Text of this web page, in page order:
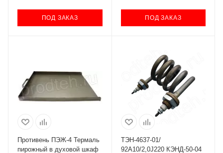
ПОД ЗАКАЗ ПОД ЗАКАЗ
Противень ПЭЖ-4 Термаль
пирожный в духовой шкаф
ТЭН-4637-01/
92А10/2,0J220 КЭНД-50-04